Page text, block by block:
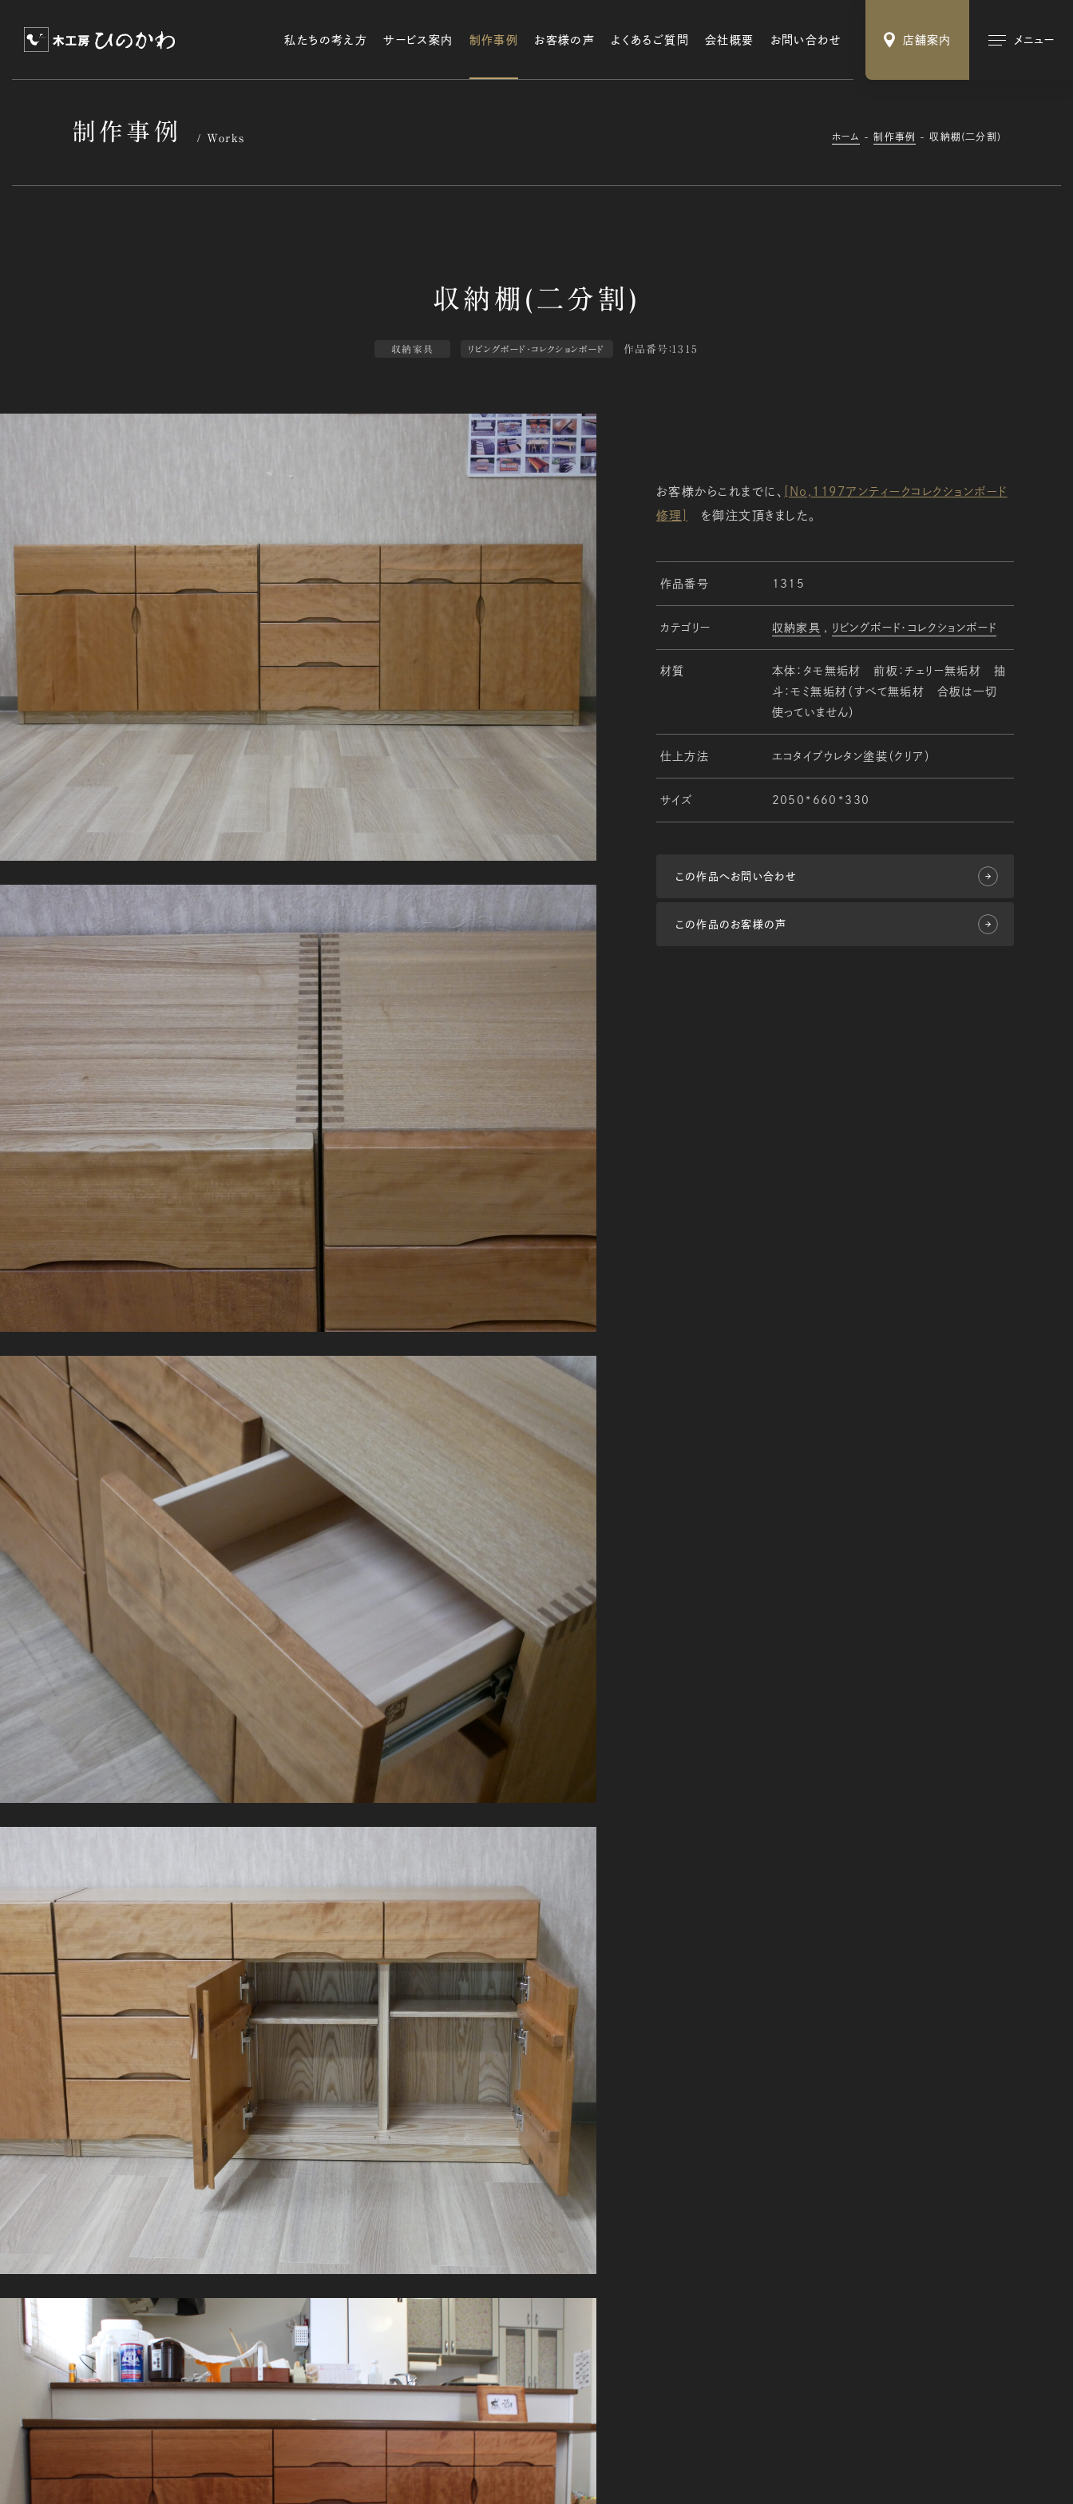
私たちの考え方 サービス案内 制作事例 お客様の声 よくあるご質問 会社概要 お問い合わせ 店舗案内 メニュー
制作事例 Works ホーム 制作事例 収納棚(二分割)
収納家具 リビングボード・コレクションボード 作品番号：1315
お客様からこれまでに、 [No,1197アンティークコレクションボード
修理] を御注文頂きました。
作品番号 1315
カテゴリー 収納家具 リビングボード・コレクションボード
材質 本体：タモ無垢材 前板：チェリー無垢材 抽
斗：モミ無垢材（すべて無垢材 合板は一切
使っていません）
仕上方法 エコタイプウレタン塗装（クリア）
サイズ 2050*660*330
この作品へお問い合わせ
この作品のお客様の声